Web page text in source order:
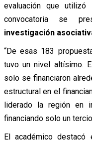
evaluación que
convocatoria se
investigación
“De esas 183
tuvo un nivel altísimo.
solo se financiaron
estructural en el
liderado la región en
financiando solo un
El académico